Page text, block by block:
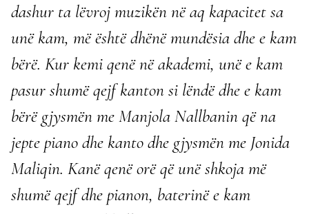
dashur ta lëvroj muzikën në aq kapacitet sa
unë kam, më është dhënë mundësia dhe e kam
bërë. Kur kemi qenë në akademi, unë e kam
pasur shumë qejf kanton si lëndë dhe e kam
bërë gjysmën me Manjola Nallbanin që na
jepte piano dhe kanto dhe gjysmën me Jonida
Maliqin. Kanë qenë orë që unë shkoja më
shumë qejf dhe pianon, baterinë e kam